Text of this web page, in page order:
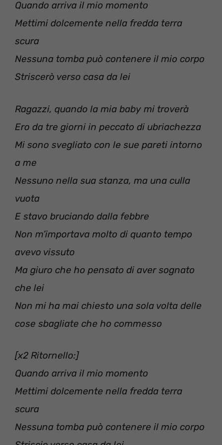
Quando arriva il mio momento
Mettimi dolcemente nella fredda terra
scura
Nessuna tomba può contenere il mio corpo
Striscerò verso casa da lei
Ragazzi, quando la mia baby mi troverà
Ero da tre giorni in peccato di ubriachezza
Mi sono svegliato con le sue pareti intorno
a me
Nessuno nella sua stanza, ma una culla
vuota
E stavo bruciando dalla febbre
Non m’importava molto di quanto tempo
avevo vissuto
Ma giuro che ho pensato di aver sognato
che lei
Non mi ha mai chiesto una sola volta delle
cose sbagliate che ho commesso
[x2 Ritornello:]
Quando arriva il mio momento
Mettimi dolcemente nella fredda terra
scura
Nessuna tomba può contenere il mio corpo